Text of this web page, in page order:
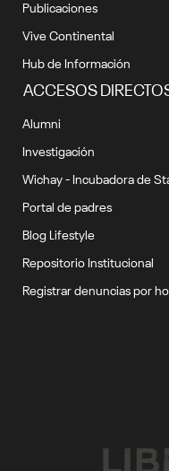
Publicaciones
Vive Continental
Hub de Información
ACCESOS
Alumni
Investigación
Wichay - Incubadora de
Portal de padres
Blog Lifestyle
Repositorio Institucional
Registrar denuncias por